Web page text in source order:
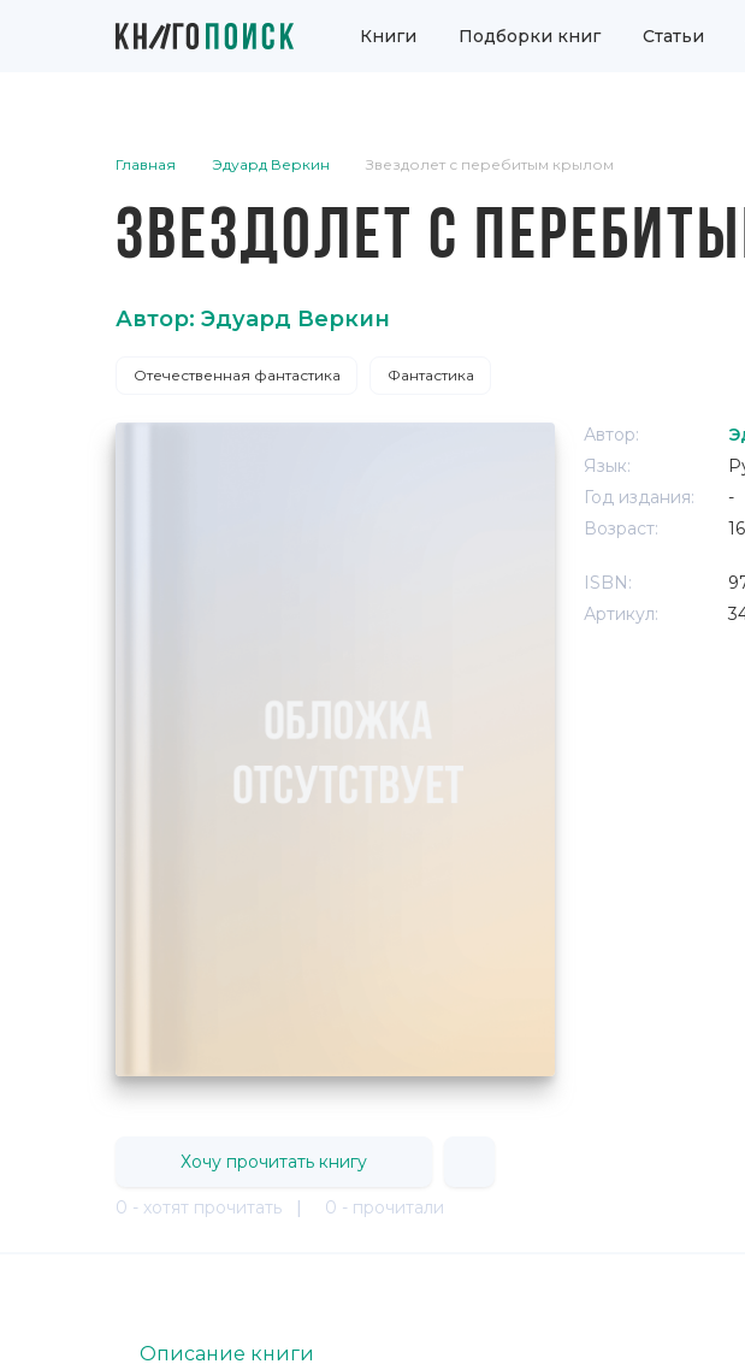
Книги Подборки книг Статьи
Главная Эдуард Веркин Звездолет с перебитым крылом
ЗВЕЗДОЛЕТ С
Автор: Эдуард Веркин
Отечественная фантастика Фантастика
Автор:
Язык:
Год издания:
-
Возраст:
ISBN:
Артикул:
Хочу прочитать книгу
0 - хотят прочитать | 0 - прочитали
Описание книги